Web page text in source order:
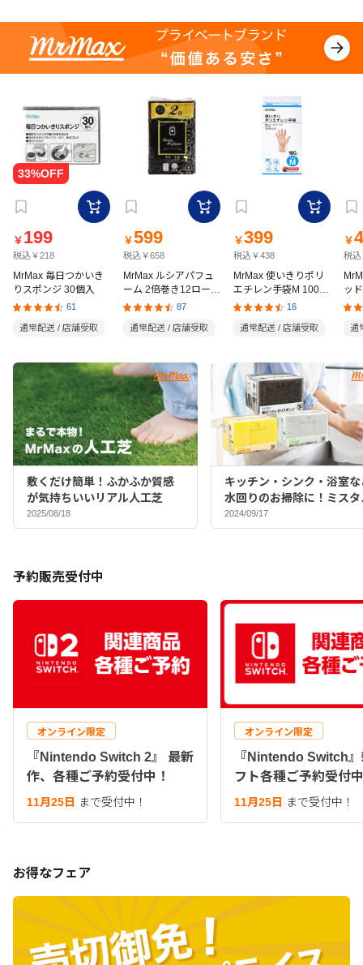
￥ 199
税込￥218
MrMax 毎日つかいき
りスポンジ 30個入
61
通常配送 / 店舗受取
￥599
税込￥658
MrMax ルシアパフュ
ーム 2倍巻き12ロール
ダブル
87
通常配送 / 店舗受取
￥399
税込￥438
MrMax 使いきりポリ
エチレン手袋M 100枚
入
16
通常配送 / 店舗受取
￥
税込
ッ
の
通
敷くだけ簡単！ふかふか質感
が気持ちいいリアル人工芝
2025/08/18
キッチン・シンク・浴室な
水回りのお掃除に！ミスタ
マックスバイヤーおすすめ
ポンジ♪
2024/09/17
予約販売受付中
オンライン限定
『Nintendo Switch 2』 最新
作、各種ご予約受付中！
11月25日 まで受付中！
オンライン限定
『Nintendo Switch
フト各種ご予約受付
11月25日 まで受付中！
お得なフェア